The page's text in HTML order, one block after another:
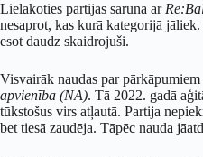
Lielākoties partijas sarunā ar
nesaprot, kas kurā kategorijā
esot daudz skaidrojuši.
Visvairāk naudas par
apvienība (NA). Tā 2022. gadā
tūkstošus virs atļautā. Partija
bet tiesā zaudēja. Tāpēc nauda